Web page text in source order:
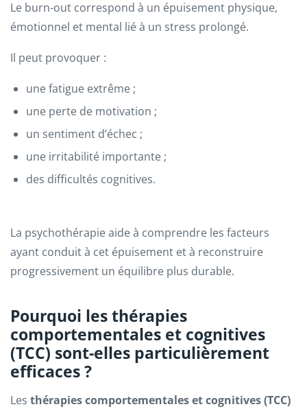
Le burn-out correspond à un épuisement physique,
émotionnel et mental lié à un stress prolongé.
Il peut provoquer :
une fatigue extrême ;
une perte de motivation ;
un sentiment d’échec ;
une irritabilité importante ;
des difficultés cognitives.
La psychothérapie aide à comprendre les facteurs
ayant conduit à cet épuisement et à reconstruire
progressivement un équilibre plus durable.
Pourquoi les thérapies
comportementales et cognitives
(TCC) sont-elles particulièrement
efficaces ?
Les thérapies comportementales et cognitives (TCC)